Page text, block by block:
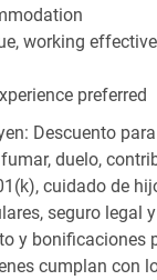
working
preferred
Descuento para
duelo,
cuidado de
seguro legal
y bonificaciones
cumplan con